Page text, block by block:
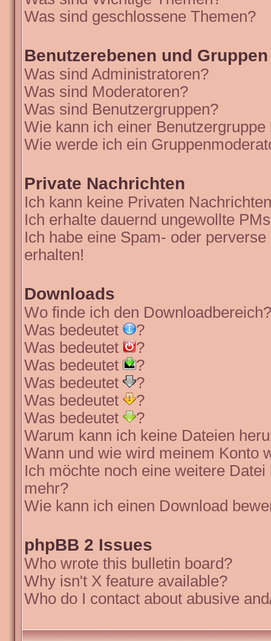
Was sind geschlossene Themen?
Benutzerebenen und Gruppen
Was sind Administratoren?
Was sind Moderatoren?
Was sind Benutzergruppen?
Wie kann ich einer Benutzergruppe
Wie werde ich ein
Private Nachrichten
Ich kann keine Privaten
Ich erhalte dauernd ungewollte
Ich habe eine Spam- oder
erhalten!
Downloads
Wo finde ich den Downloadbereich?
Was bedeutet
?
Was bedeutet
?
Was bedeutet
?
Was bedeutet
?
Was bedeutet
?
Was bedeutet
?
Warum kann ich keine Dateien
Wann und wie wird meinem Konto
Ich möchte noch eine weitere
mehr?
Wie kann ich einen Download
phpBB 2 Issues
Who wrote this bulletin board?
Why isn't X feature available?
Who do I contact about abusive